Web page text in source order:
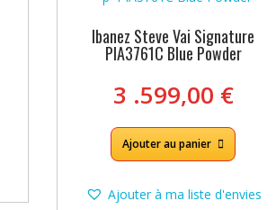
Ibanez Steve Vai Signature
PIA3761C Blue Powder
3 .599,00 €
Ajouter au panier
Ajouter à ma liste d'envies